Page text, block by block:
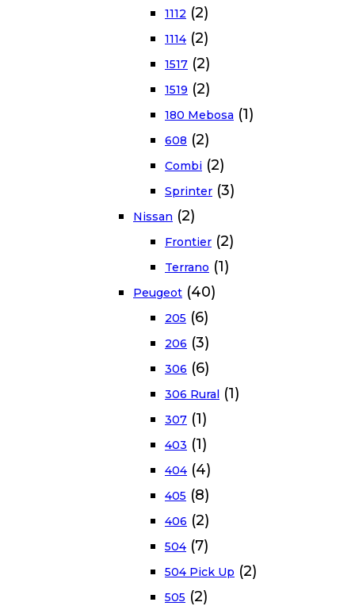
1112 (2)
1114 (2)
1517 (2)
1519 (2)
180 Mebosa (1)
608 (2)
Combi (2)
Sprinter (3)
Nissan (2)
Frontier (2)
Terrano (1)
Peugeot (40)
205 (6)
206 (3)
306 (6)
306 Rural (1)
307 (1)
403 (1)
404 (4)
405 (8)
406 (2)
504 (7)
504 Pick Up (2)
505 (2)